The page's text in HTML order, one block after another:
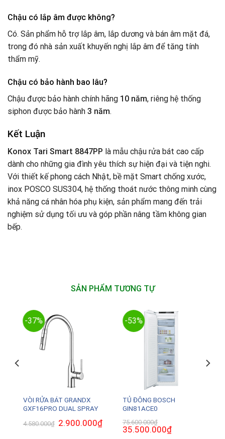
Chậu có lắp âm được không?
Có. Sản phẩm hỗ trợ lắp âm, lắp dương và bán âm mặt đá,
trong đó nhà sản xuất khuyến nghị lắp âm để tăng tính
thẩm mỹ.
Chậu có bảo hành bao lâu?
Chậu được bảo hành chính hãng 10 năm, riêng hệ thống
siphon được bảo hành 3 năm.
Kết Luận
Konox Tari Smart 8847PP là mẫu chậu rửa bát cao cấp
dành cho những gia đình yêu thích sự hiện đại và tiện nghi.
Với thiết kế phong cách Nhật, bề mặt Smart chống xước,
inox POSCO SUS304, hệ thống thoát nước thông minh cùng
khả năng cá nhân hóa phụ kiện, sản phẩm mang đến trải
nghiệm sử dụng tối ưu và góp phần nâng tầm không gian
bếp.
SẢN PHẨM TƯƠNG TỰ
-37%
VÒI RỬA BÁT GRANDX
GXF16PRO DUAL SPRAY
4.580.000₫ Giá
gốc
2.900.000₫Giá
hiện
-53%
TỦ ĐÔNG BOSCH
GIN81ACE0
75.600.000₫
Giá
gốc
35.500.000₫Giá
hiện